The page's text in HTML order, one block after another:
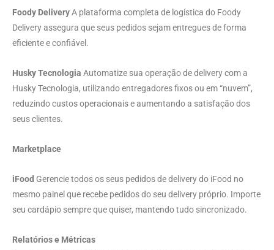
Foody DeliveryA plataforma completa de logística do Foody
Delivery assegura que seus pedidos sejam entregues de forma
eficiente e confiável.
Husky Tecnologia Automatize sua operação de delivery com a
Husky Tecnologia, utilizando entregadores fixos ou em “nuvem”,
reduzindo custos operacionais e aumentando a satisfação dos
seus clientes.
Marketplace
iFood Gerencie todos os seus pedidos de delivery do iFood no
mesmo painel que recebe pedidos do seu delivery próprio. Importe
seu cardápio sempre que quiser, mantendo tudo sincronizado.
Relatórios e Métricas